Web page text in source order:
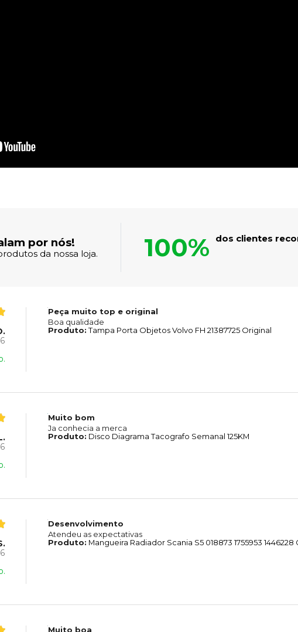
por nós!
da nossa loja. 100% dos clientes
Peça muito top e original
Boa qualidade
Produto:Tampa Porta Objetos Volvo FH 21387725 Original
Muito bom
Ja conhecia a merca
Produto: Disco Diagrama Tacografo Semanal 125KM
Desenvolvimento
Atendeu as expectativas
Produto: Mangueira Radiador Scania S5 018873 1755953 1446228
Muito boa